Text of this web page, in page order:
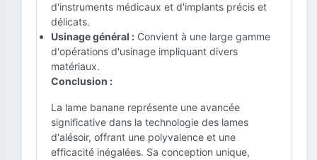
d'instruments médicaux et d'implants précis et
délicats.
Usinage général : Convient à une large gamme
d'opérations d'usinage impliquant divers
matériaux.
Conclusion :
La lame banane représente une avancée
significative dans la technologie des lames
d'alésoir, offrant une polyvalence et une
efficacité inégalées. Sa conception unique,